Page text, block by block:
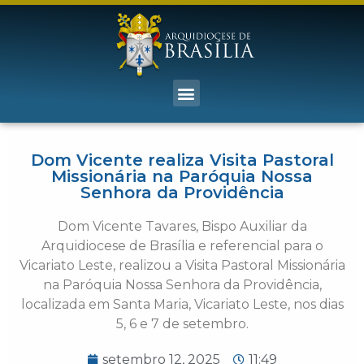
Dom Vicente realiza Visita Pastoral
Missionária na Paróquia Nossa
Senhora da Providência
Dom Vicente Tavares, Bispo Auxiliar da
Arquidiocese de Brasília e referencial para o
Vicariato Leste, realizou a Visita Pastoral Missionária
na Paróquia Nossa Senhora da Providência,
localizada em Santa Maria, Vicariato Leste, nos dias
5, 6 e 7 de setembro.
setembro 12, 2025 11:49